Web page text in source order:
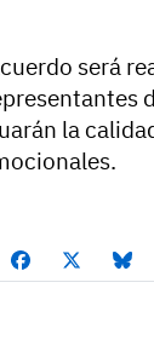
será
la